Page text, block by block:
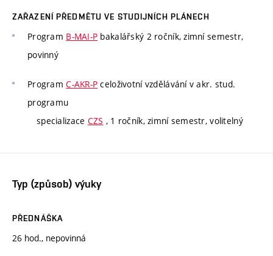
ZAŘAZENÍ PŘEDMĚTU VE STUDIJNÍCH PLÁNECH
Program B-MAI-P bakalářský 2 ročník, zimní semestr,
povinný
ProgramC-AKR-P celoživotní vzdělávání v akr. stud.
programu
specializace CZS , 1 ročník, zimní semestr, volitelný
Typ (způsob) výuky
PŘEDNÁŠKA
26 hod., nepovinná